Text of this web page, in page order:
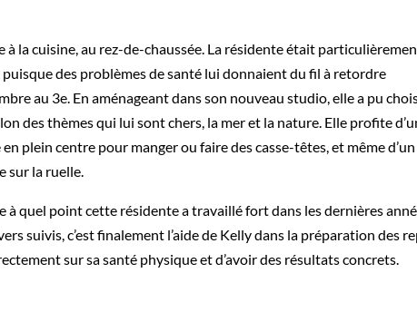
la cuisine, au rez-de-chaussée. La résidente était
des problèmes de santé lui donnaient du fil à retordre
au 3e. En aménageant dans son nouveau studio, elle a pu
des thèmes qui lui sont chers, la mer et la nature. Elle profite
plein centre pour manger ou faire des casse-têtes, et même d’un
sur la ruelle.
à quel point cette résidente a travaillé fort dans les dernières
suivis, c’est finalement l’aide de Kelly dans la préparation des
sur sa santé physique et d’avoir des résultats concrets.